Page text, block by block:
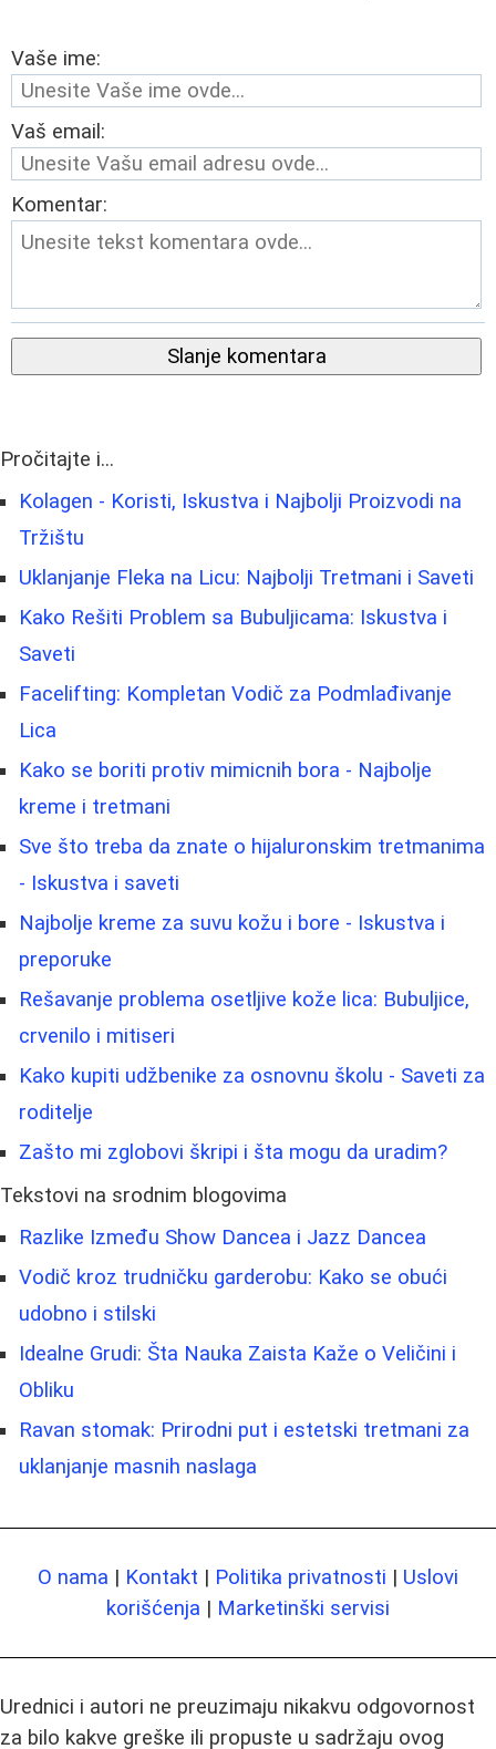
Vaše ime:
Vaš email:
Komentar:
Slanje komentara
Pročitajte i...
Kolagen - Koristi, Iskustva i Najbolji Proizvodi na
Tržištu
Uklanjanje Fleka na Licu: Najbolji Tretmani i Saveti
Kako Rešiti Problem sa Bubuljicama: Iskustva i
Saveti
Facelifting: Kompletan Vodič za Podmlađivanje
Lica
Kako se boriti protiv mimicnih bora - Najbolje
kreme i tretmani
Sve što treba da znate o hijaluronskim tretmanima
- Iskustva i saveti
Najbolje kreme za suvu kožu i bore - Iskustva i
preporuke
Rešavanje problema osetljive kože lica: Bubuljice,
crvenilo i mitiseri
Kako kupiti udžbenike za osnovnu školu - Saveti za
roditelje
Zašto mi zglobovi škripi i šta mogu da uradim?
Tekstovi na srodnim blogovima
Razlike Između Show Dancea i Jazz Dancea
Vodič kroz trudničku garderobu: Kako se obući
udobno i stilski
Idealne Grudi: Šta Nauka Zaista Kaže o Veličini i
Obliku
Ravan stomak: Prirodni put i estetski tretmani za
uklanjanje masnih naslaga
O nama | Kontakt | Politika privatnosti | Uslovi
korišćenja | Marketinški servisi
Urednici i autori ne preuzimaju nikakvu odgovornost
za bilo kakve greške ili propuste u sadržaju ovog